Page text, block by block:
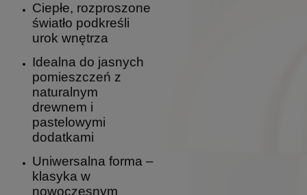
Ciepłe, rozproszone
światło podkreśli
urok wnętrza
Idealna do jasnych
pomieszczeń z
naturalnym
drewnem i
pastelowymi
dodatkami
Uniwersalna forma –
klasyka w
nowoczesnym